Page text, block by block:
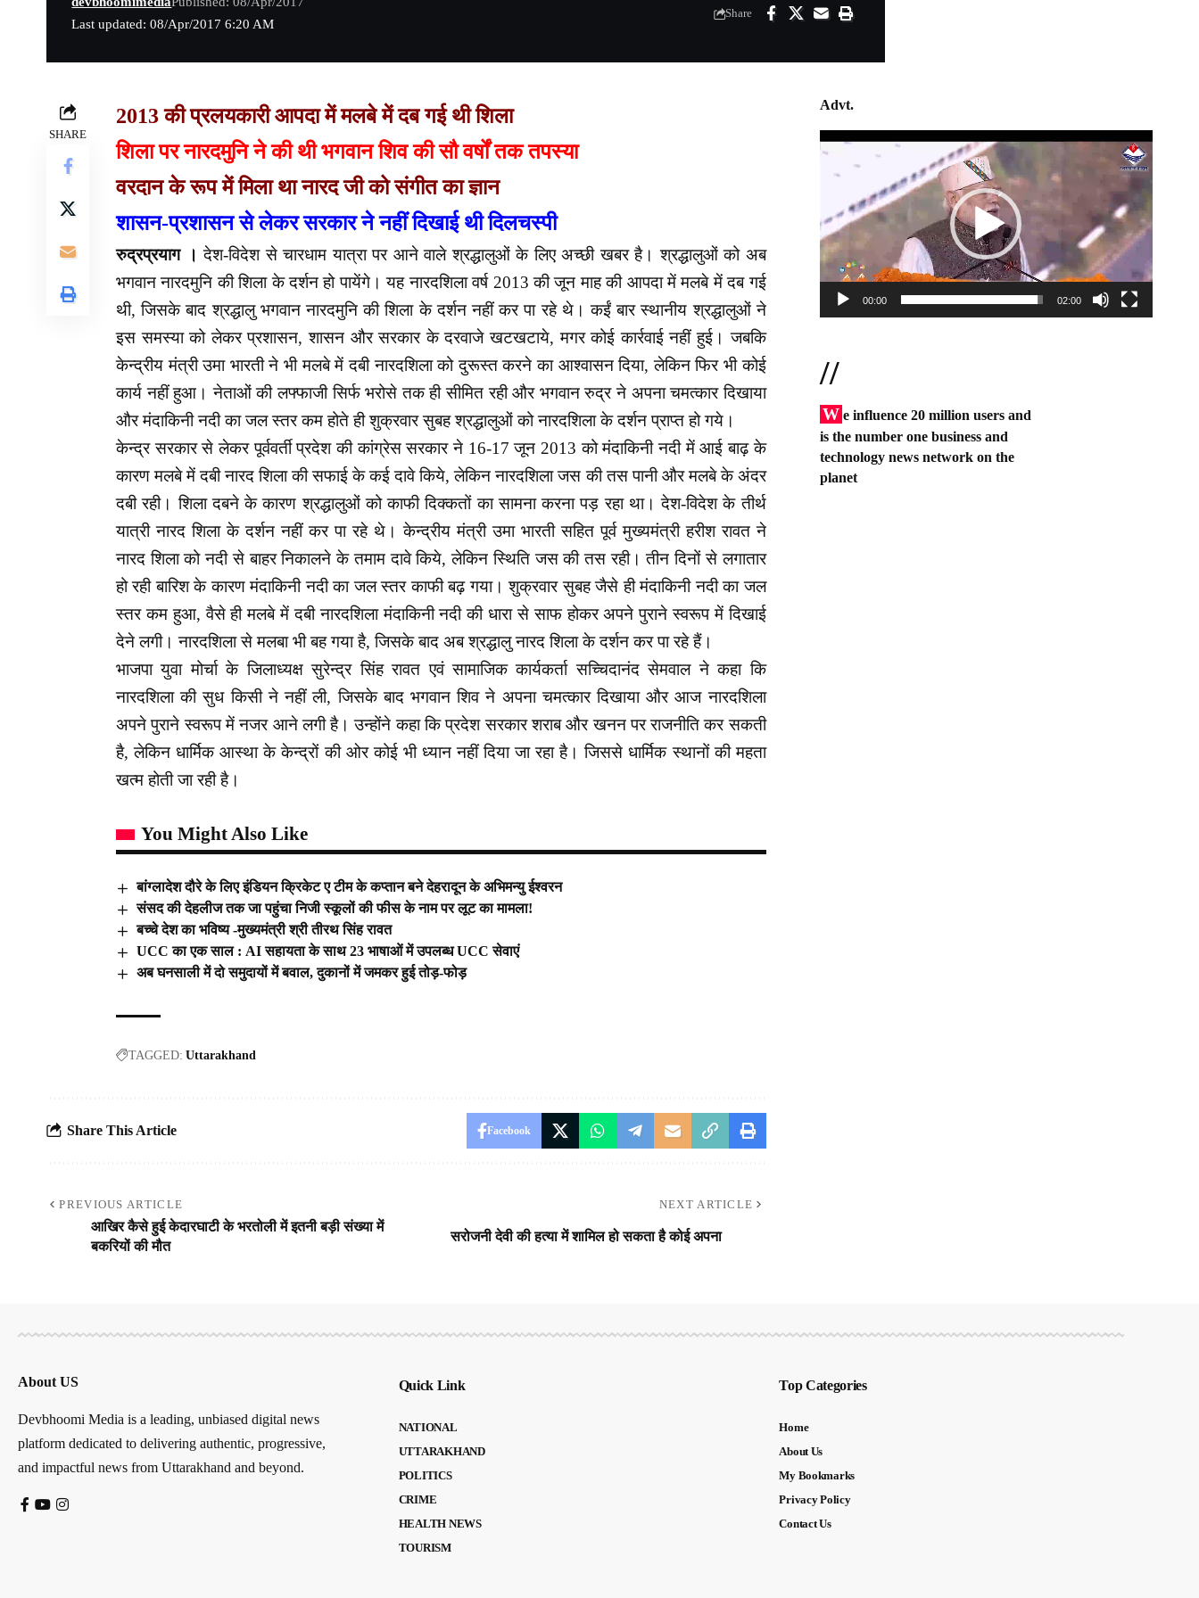
Last updated: 08/Apr/2017 6:20 AM
Share
SHARE
2013 की प्रलयकारी आपदा में मलबे में दब गई थी शिला
शिला पर नारदमुनि ने की थी भगवान शिव की सौ वर्षों तक तपस्या
वरदान के रूप में मिला था नारद जी को संगीत का ज्ञान
शासन-प्रशासन से लेकर सरकार ने नहीं दिखाई थी दिलचस्पी
रुद्रप्रयाग । देश-विदेश से चारधाम यात्रा पर आने वाले श्रद्धालुओं के लिए अच्छी खबर है। श्रद्धालुओं को अब
भगवान नारदमुनि की शिला के दर्शन हो पायेंगे। यह नारदशिला वर्ष 2013 की जून माह की आपदा में मलबे में दब गई
थी, जिसके बाद श्रद्धालु भगवान नारदमुनि की शिला के दर्शन नहीं कर पा रहे थे। कईं बार स्थानीय श्रद्धालुओं ने
इस समस्या को लेकर प्रशासन, शासन और सरकार के दरवाजे खटखटाये, मगर कोई कार्रवाई नहीं हुई। जबकि
केन्द्रीय मंत्री उमा भारती ने भी मलबे में दबी नारदशिला को दुरूस्त करने का आश्वासन दिया, लेकिन फिर भी कोई
कार्य नहीं हुआ। नेताओं की लफ्फाजी सिर्फ भरोसे तक ही सीमित रही और भगवान रुद्र ने अपना चमत्कार दिखाया
और मंदाकिनी नदी का जल स्तर कम होते ही शुक्रवार सुबह श्रद्धालुओं को नारदशिला के दर्शन प्राप्त हो गये।
केन्द्र सरकार से लेकर पूर्ववर्ती प्रदेश की कांग्रेस सरकार ने 16-17 जून 2013 को मंदाकिनी नदी में आई बाढ़ के
कारण मलबे में दबी नारद शिला की सफाई के कई दावे किये, लेकिन नारदशिला जस की तस पानी और मलबे के अंदर
दबी रही। शिला दबने के कारण श्रद्धालुओं को काफी दिक्कतों का सामना करना पड़ रहा था। देश-विदेश के तीर्थ
यात्री नारद शिला के दर्शन नहीं कर पा रहे थे। केन्द्रीय मंत्री उमा भारती सहित पूर्व मुख्यमंत्री हरीश रावत ने
नारद शिला को नदी से बाहर निकालने के तमाम दावे किये, लेकिन स्थिति जस की तस रही। तीन दिनों से लगातार
हो रही बारिश के कारण मंदाकिनी नदी का जल स्तर काफी बढ़ गया। शुक्रवार सुबह जैसे ही मंदाकिनी नदी का जल
स्तर कम हुआ, वैसे ही मलबे में दबी नारदशिला मंदाकिनी नदी की धारा से साफ होकर अपने पुराने स्वरूप में दिखाई
देने लगी। नारदशिला से मलबा भी बह गया है, जिसके बाद अब श्रद्धालु नारद शिला के दर्शन कर पा रहे हैं।
भाजपा युवा मोर्चा के जिलाध्यक्ष सुरेन्द्र सिंह रावत एवं सामाजिक कार्यकर्ता सच्चिदानंद सेमवाल ने कहा कि
नारदशिला की सुध किसी ने नहीं ली, जिसके बाद भगवान शिव ने अपना चमत्कार दिखाया और आज नारदशिला
अपने पुराने स्वरूप में नजर आने लगी है। उन्होंने कहा कि प्रदेश सरकार शराब और खनन पर राजनीति कर सकती
है, लेकिन धार्मिक आस्था के केन्द्रों की ओर कोई भी ध्यान नहीं दिया जा रहा है। जिससे धार्मिक स्थानों की महता
खत्म होती जा रही है।
You Might Also Like
बांग्लादेश दौरे के लिए इंडियन क्रिकेट ए टीम के कप्तान बने देहरादून के अभिमन्यु ईश्वरन
संसद की देहलीज तक जा पहुंचा निजी स्कूलों की फीस के नाम पर लूट का मामला!
बच्चे देश का भविष्य -मुख्यमंत्री श्री तीरथ सिंह रावत
UCC का एक साल : AI सहायता के साथ 23 भाषाओं में उपलब्ध UCC सेवाएं
अब घनसाली में दो समुदायों में बवाल, दुकानों में जमकर हुई तोड़-फोड़
TAGGED: Uttarakhand
Share This Article Facebook
PREVIOUS ARTICLE
आखिर कैसे हुई केदारघाटी के भरतोली में इतनी बड़ी संख्या में
बकरियों की मौत
NEXT ARTICLE
सरोजनी देवी की हत्या में शामिल हो सकता है कोई अपना
Advt.
Video
00:00 02:00
//
W e influence 20 million users and
is the number one business and
technology news network on the
planet
About US
Devbhoomi Media is a leading, unbiased digital news
platform dedicated to delivering authentic, progressive,
and impactful news from Uttarakhand and beyond.
Quick Link
NATIONAL
UTTARAKHAND
POLITICS
CRIME
HEALTH NEWS
TOURISM
Top Categories
Home
About Us
My Bookmarks
Privacy Policy
Contact Us